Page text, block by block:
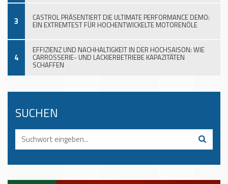
3 CASTROL PRÄSENTIERT DIE ULTIMATE PERFORMANCE DEMO:
EIN EXTREMTEST FÜR HOCHENTWICKELTE MOTORENÖLE
4
EFFIZIENZ UND NACHHALTIGKEIT IN DER HOCHSAISON: WIE
CARROSSERIE- UND LACKIERBETRIEBE KAPAZITÄTEN
SCHAFFEN
SUCHEN